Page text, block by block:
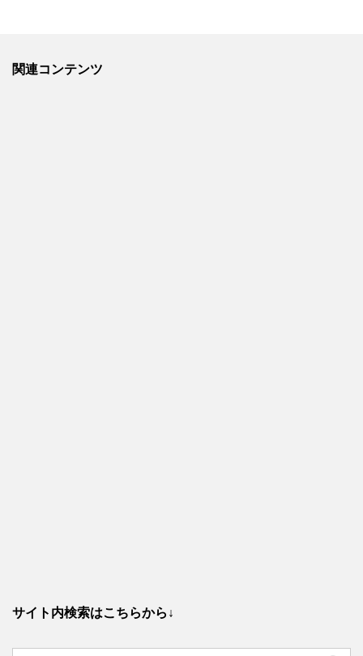
関連コンテンツ
サイト内検索はこちらから↓